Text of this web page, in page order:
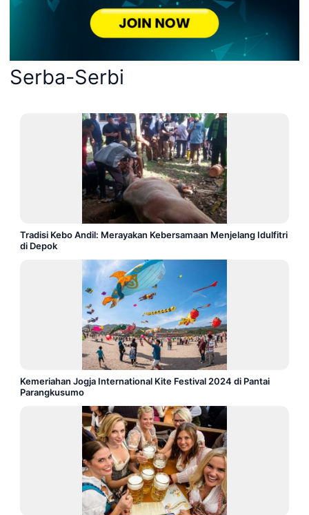
Serba-Serbi
Tradisi Kebo Andil: Merayakan Kebersamaan Menjelang Idulfitri
di Depok
Kemeriahan Jogja International Kite Festival 2024 di Pantai
Parangkusumo